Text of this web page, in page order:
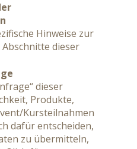
Hinweise zur
dieser
dieser
Produkte,
Kursteilnahmen
dafür entscheiden,
zu übermitteln,